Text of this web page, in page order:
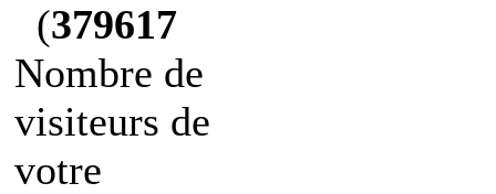
(379617
Nombre de
visiteurs de
votre